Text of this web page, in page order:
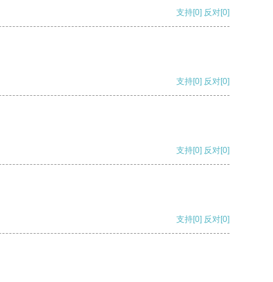
支持[0] 反对[0]
支持[0] 反对[0]
支持[0] 反对[0]
支持[0] 反对[0]